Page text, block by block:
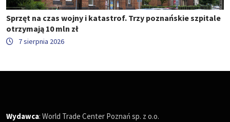
Sprzęt na czas wojny i katastrof. Trzy poznańskie szpitale
otrzymają 10 mln zł
7 sierpnia 2026
Wydawca: World Trade Center Poznań sp. z o.o.